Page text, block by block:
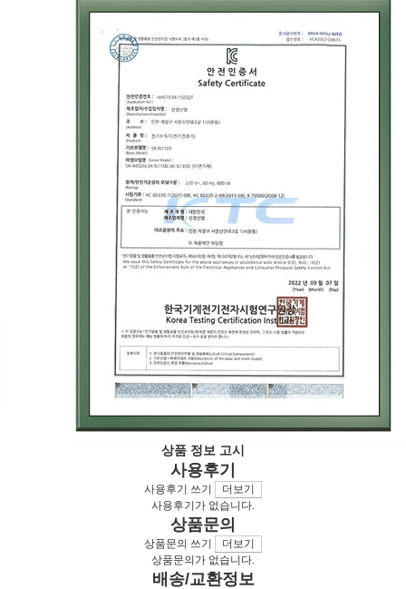
상품 정보 고시
사용후기
사용후기 쓰기
더보기
사용후기가 없습니다.
상품문의
상품문의 쓰기
더보기
상품문의가 없습니다.
배송/교환정보